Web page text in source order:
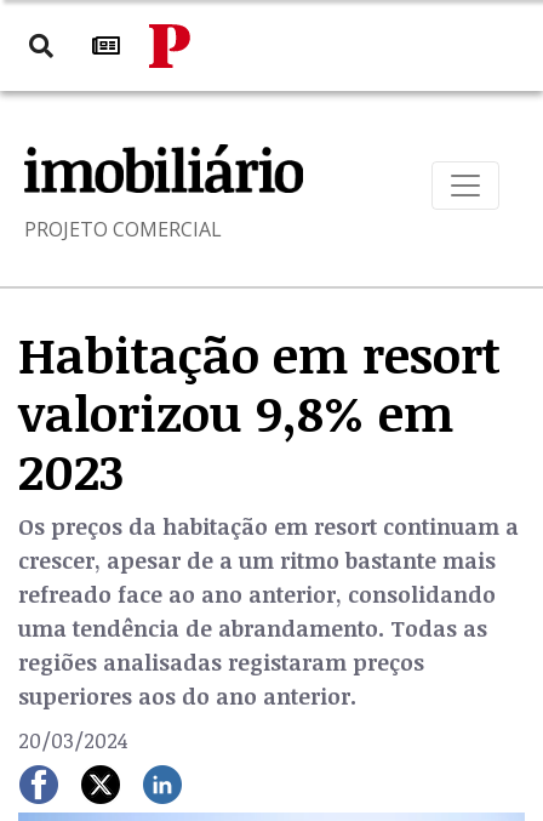
PROJETO COMERCIAL
Habitação em resort
valorizou 9,8% em
2023
Os preços da habitação em resort continuam a
crescer, apesar de a um ritmo bastante mais
refreado face ao ano anterior, consolidando
uma tendência de abrandamento. Todas as
regiões analisadas registaram preços
superiores aos do ano anterior.
20/03/2024